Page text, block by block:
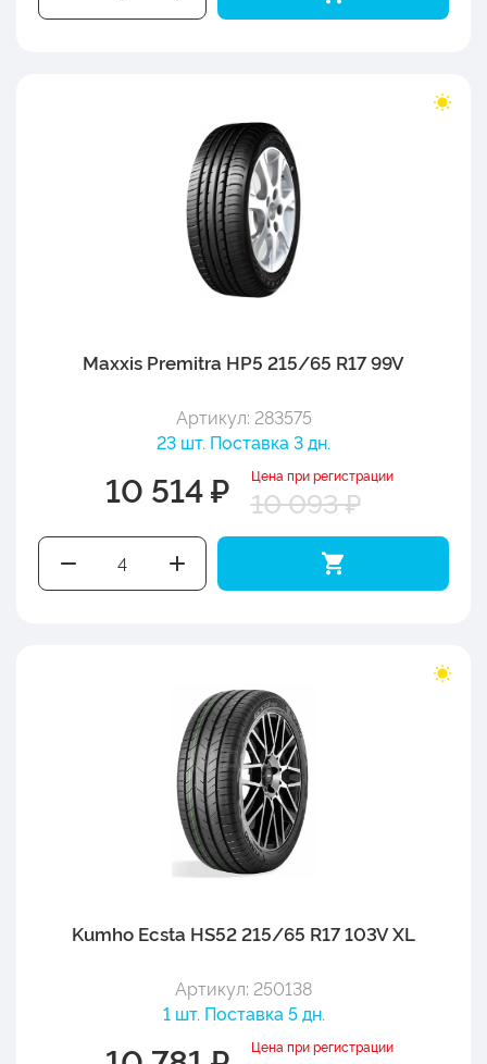
Maxxis Premitra HP5 215/65 R17 99V
Артикул: 283575
23 шт. Поставка 3 дн.
10 514 ₽ Цена при регистрации
10 093 ₽
Kumho Ecsta HS52 215/65 R17 103V XL
Артикул: 250138
1 шт. Поставка 5 дн.
Цена при регистрации